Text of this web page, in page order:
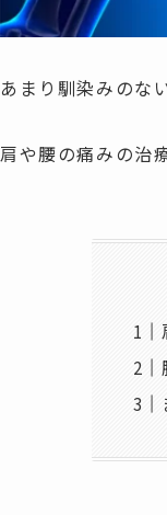
あまり馴染みのな
肩や腰の痛みの治